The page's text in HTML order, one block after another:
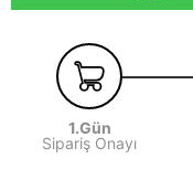
1.Gün
Sipariş Onayı